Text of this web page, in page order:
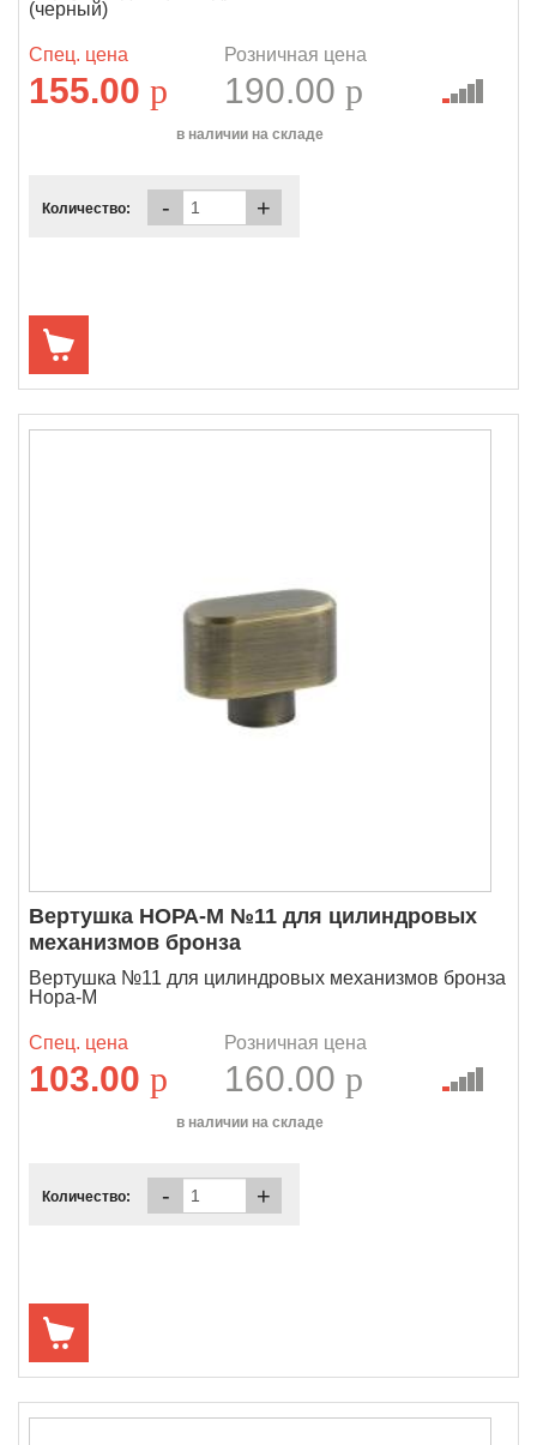
(черный)
Спец. цена
155.00 p
Розничная цена
190.00 p
в наличии на складе
Количество: - +
Вертушка НОРА-М №11 для цилиндровых
механизмов бронза
Вертушка №11 для цилиндровых механизмов бронза
Нора-М
Спец. цена
103.00 p
Розничная цена
160.00 p
в наличии на складе
Количество: - +